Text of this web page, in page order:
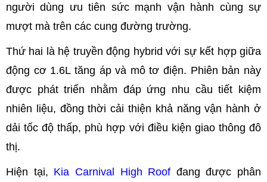
người dùng ưu tiên sức mạnh vận hành cùng sự
mượt mà trên các cung đường trường.
Thứ hai là hệ truyền động hybrid với sự kết hợp giữa
động cơ 1.6L tăng áp và mô tơ điện. Phiên bản này
được phát triển nhằm đáp ứng nhu cầu tiết kiệm
nhiên liệu, đồng thời cải thiện khả năng vận hành ở
dải tốc độ thấp, phù hợp với điều kiện giao thông đô
thị.
Hiện tại, Kia Carnival High Roof đang được phân